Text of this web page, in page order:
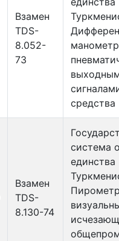
Взамен
TDS-
8.052-
73
средства
Взамен
TDS-
8.130-74
система